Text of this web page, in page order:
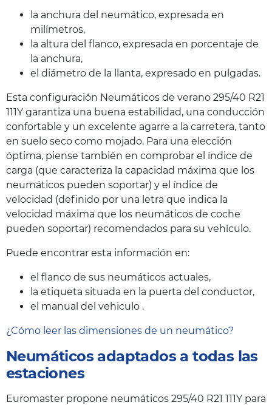
la anchura del neumático, expresada en
milímetros,
la altura del flanco, expresada en porcentaje de
la anchura,
el diámetro de la llanta, expresado en pulgadas.
Esta configuración Neumáticos de verano 295/40 R21
111Y garantiza una buena estabilidad, una conducción
confortable y un excelente agarre a la carretera, tanto
en suelo seco como mojado. Para una elección
óptima, piense también en comprobar el índice de
carga (que caracteriza la capacidad máxima que los
neumáticos pueden soportar) y el índice de
velocidad (definido por una letra que indica la
velocidad máxima que los neumáticos de coche
pueden soportar) recomendados para su vehículo.
Puede encontrar esta información en:
el flanco de sus neumáticos actuales,
la etiqueta situada en la puerta del conductor,
el manual del vehiculo .
¿Cómo leer las dimensiones de un neumático?
Neumáticos adaptados a todas las
estaciones
Euromaster propone neumáticos 295/40 R21 111Y para